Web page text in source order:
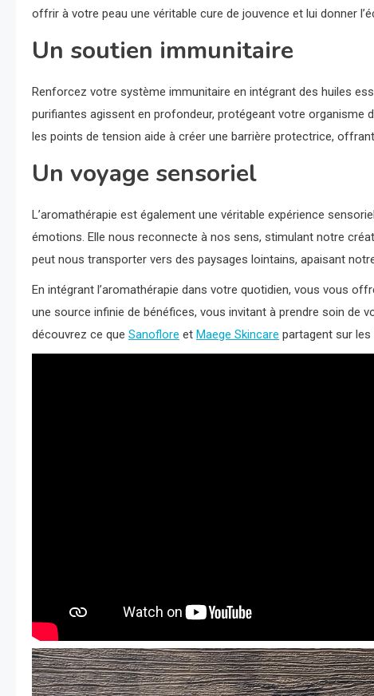
offrir à votre peau une véritable cure de jouvence et lui donner
Un soutien immunitaire
Renforcez votre système immunitaire en intégrant des huiles
purifiantes agissent en profondeur, protégeant votre organisme
les points de tension aide à créer une barrière protectrice,
Un voyage sensoriel
L’aromathérapie est également une véritable expérience
émotions. Elle nous reconnecte à nos sens, stimulant notre
peut nous transporter vers des paysages lointains, apaisant
En intégrant l’aromathérapie dans votre quotidien, vous vous
une source infinie de bénéfices, vous invitant à prendre soin de
découvrez ce que Sanoflore et Maege Skincare partagent sur les